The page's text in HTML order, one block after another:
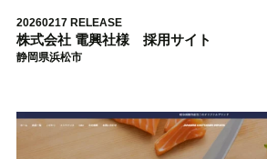
20260217 RELEASE
株式会社 電興社様 採用サイト
静岡県浜松市